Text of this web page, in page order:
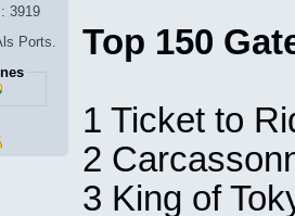
3919
Ports.
Top 150
1 Ticket to
2
3 King of